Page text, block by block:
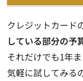
クレジットカード
している部分の予
それだけでも1年
気軽に試してみる